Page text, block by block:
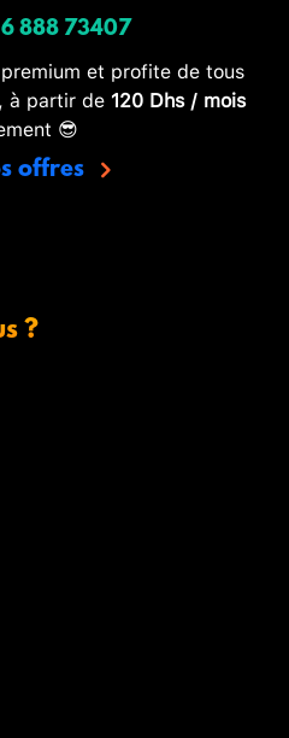
6 888 73407
et profite de tous
à partir de 120 Dhs / mois
😎
offres
?